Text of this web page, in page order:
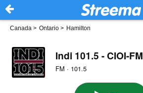
Canada > Ontario > Hamilton
Indi 101.5 - CIOI-FM
FM · 101.5